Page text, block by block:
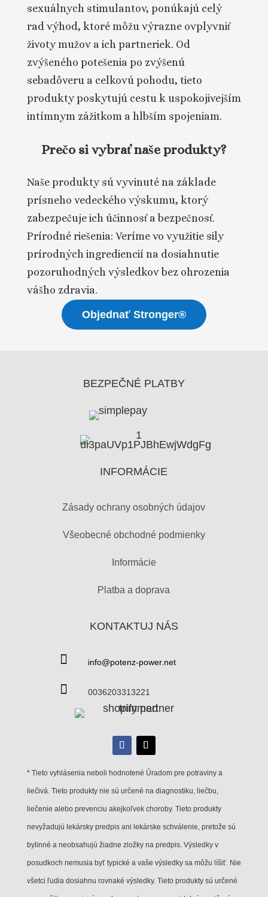
sexuálnych stimulantov, ponúkajú celý
rad výhod, ktoré môžu výrazne ovplyvniť
životy mužov a ich partneriek. Od
zvýšeného potešenia po zvýšenú
sebadôveru a celkovú pohodu, tieto
produkty poskytujú cestu k uspokojivejším
intímnym zážitkom a hlbším spojeniam.
Prečo si vybrať naše produkty?
Naše produkty sú vyvinuté na základe
prísneho vedeckého výskumu, ktorý
zabezpečuje ich účinnosť a bezpečnosť.
Prírodné riešenia: Veríme vo využitie sily
prírodných ingrediencií na dosiahnutie
pozoruhodných výsledkov bez ohrozenia
vášho zdravia.
Objednať Stronger®
BEZPEČNÉ PLATBY
INFORMÁCIE
Zásady ochrany osobných údajov
Všeobecné obchodné podmienky
Informácie
Platba a doprava
KONTAKTUJ NÁS
 info@potenz-power.net
 0036203313221
* Tieto vyhlásenia neboli hodnotené Úradom pre potraviny a
liečivá. Tieto produkty nie sú určené na diagnostiku, liečbu,
liečenie alebo prevenciu akejkoľvek choroby. Tieto produkty
nevyžadujú lekársky predpis ani lekárske schválenie, pretože sú
bylinné a neobsahujú žiadne zložky na predpis. Výsledky v
posudkoch nemusia byť typické a vaše výsledky sa môžu líšiť. Nie
všetci ľudia dosiahnu rovnaké výsledky. Tieto produkty sú určené